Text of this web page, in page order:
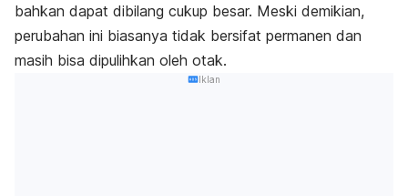
bahkan dapat dibilang cukup besar. Meski demikian,
perubahan ini biasanya tidak bersifat permanen dan
masih bisa dipulihkan oleh otak.
Iklan